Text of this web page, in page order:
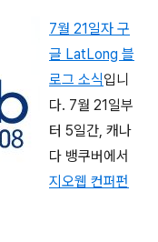
7월 21일자 구
글 LatLong 블
로그 소식입니
다. 7월 21일부
터 5일간, 캐나
다 뱅쿠버에서
지오웹 컨퍼펀